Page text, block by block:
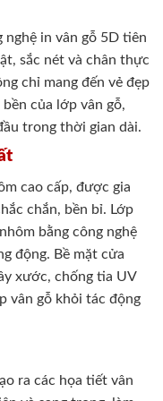
in vân gỗ 5D tiên
sắc nét và chân thực
chỉ mang đến vẻ đẹp
của lớp vân gỗ,
trong thời gian dài.
cao cấp, được gia
chắn, bền bỉ. Lớp
bằng công nghệ
động. Bề mặt cửa
xước, chống tia UV
vân gỗ khỏi tác động
ra các họa tiết vân